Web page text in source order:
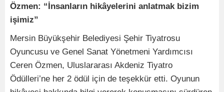
Özmen: “İnsanların hikâyelerini anlatmak bizim
işimiz”
Mersin Büyükşehir Belediyesi Şehir Tiyatrosu
Oyuncusu ve Genel Sanat Yönetmeni Yardımcısı
Ceren Özmen, Uluslararası Akdeniz Tiyatro
Ödülleri’ne her 2 ödül için de teşekkür etti. Oyunun